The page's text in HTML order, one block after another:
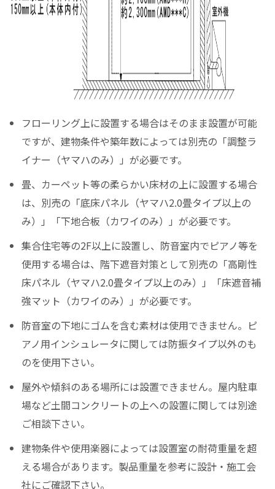
フローリング上に設置する場合はそのまま設置が可能
ですが、建物条件や築年数によっては別売の「調整ラ
イナー（ヤマハのみ）」が必要です。
畳、カーペット等の柔らかい床材の上に設置する場合
は、別売の「底床パネル（ヤマハ2.0畳タイプ以上の
み）」「下地合板（カワイのみ）」が必要です。
集合住宅等の2F以上に設置し、防音室内でピアノ等を
使用する場合は、階下遮音対策として別売の「高剛性
床パネル（ヤマハ2.0畳タイプ以上のみ）」「床遮音補
強マット（カワイのみ）」が必要です。
防音室の下地にゴムを含む素材は使用できません。ピ
アノ用インシュレータに関しては防振タイプ以外のも
のを使用下さい。
屋外や傾斜のある場所には設置できません。屋内駐車
場など土間コンクリートの上への設置に関しては別途
ご相談下さい。
建物条件や使用楽器によっては設置室の耐荷重量を超
える場合があります。製品重量を参考に設計・施工会
社にご確認下さい。